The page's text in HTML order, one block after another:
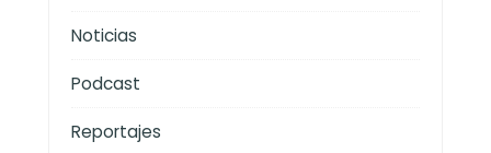
Noticias
Podcast
Reportajes